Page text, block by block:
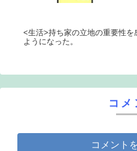
<生活>持ち家の立地の重要性を
ようになった。
コメ
コメント